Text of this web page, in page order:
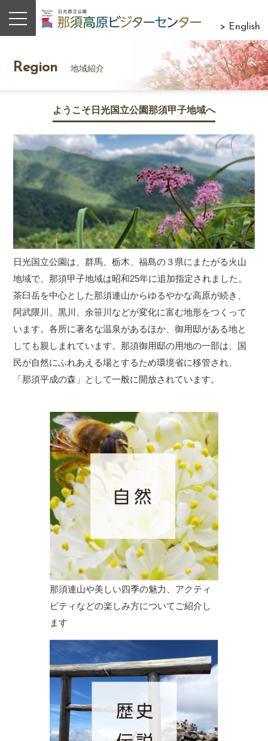
> English
Region 地域紹介
ようこそ日光国立公園那須甲子地域へ
日光国立公園は、群馬、栃木、福島の３県にまたがる火山
地域で、那須甲子地域は昭和25年に追加指定されました。
茶臼岳を中心とした那須連山からゆるやかな高原が続き、
阿武隈川、黒川、余笹川などが変化に富む地形をつくって
います。各所に著名な温泉があるほか、御用邸がある地と
しても親しまれています。那須御用邸の用地の一部は、国
民が自然にふれあえる場とするため環境省に移管され、
「那須平成の森」として一般に開放されています。
那須連山や美しい四季の魅力、アクティ
ビティなどの楽しみ方についてご紹介し
ます